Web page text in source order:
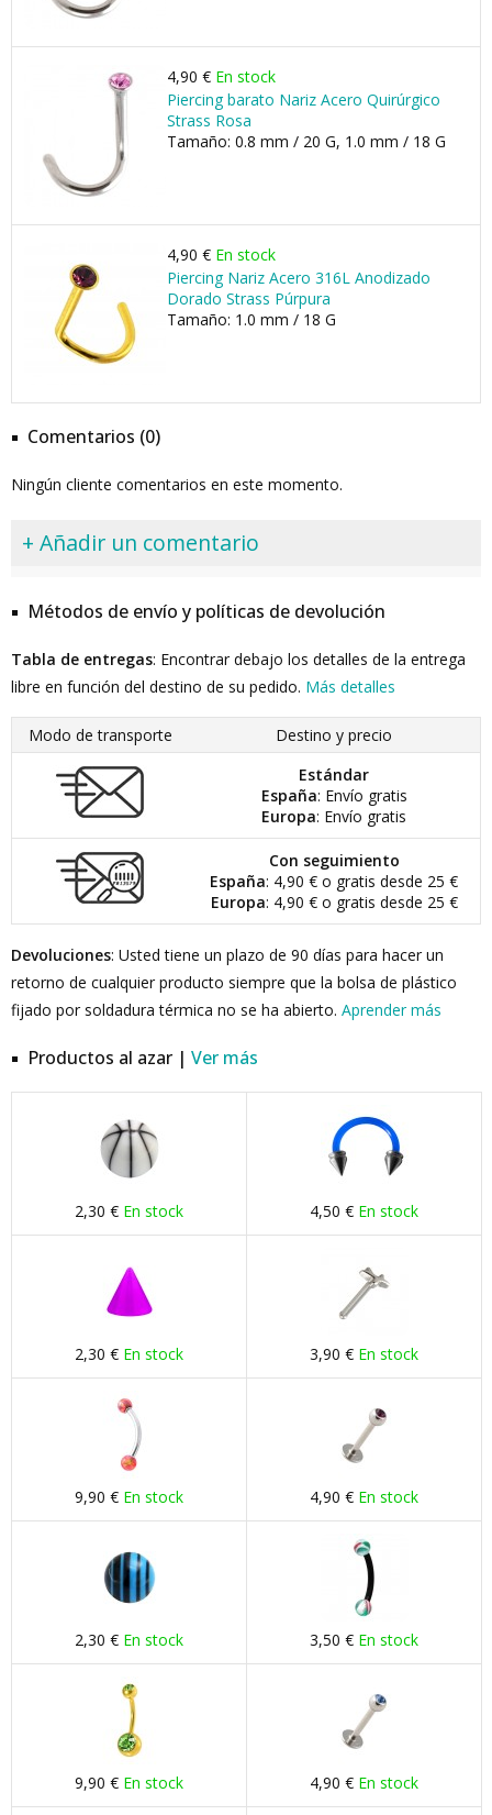
4,90 € En stock
Piercing barato Nariz Acero Quirúrgico
Strass Rosa
Tamaño: 0.8 mm / 20 G, 1.0 mm / 18 G
4,90 € En stock
Piercing Nariz Acero 316L Anodizado
Dorado Strass Púrpura
Tamaño: 1.0 mm / 18 G
Comentarios (0)
Ningún cliente comentarios en este momento.
+ Añadir un comentario
Métodos de envío y políticas de devolución
Tabla de entregas: Encontrar debajo los detalles de la entrega
libre en función del destino de su pedido. Más detalles
Modo de transporte
Destino y precio
Estándar
España: Envío gratis
Europa: Envío gratis
Con seguimiento
España: 4,90 € o gratis desde 25 €
Europa: 4,90 € o gratis desde 25 €
Devoluciones: Usted tiene un plazo de 90 días para hacer un
retorno de cualquier producto siempre que la bolsa de plástico
fijado por soldadura térmica no se ha abierto. Aprender más
Productos al azar | Ver más
2,30 € En stock 4,50 € En stock
2,30 € En stock 3,90 € En stock
9,90 € En stock 4,90 € En stock
2,30 € En stock 3,50 € En stock
9,90 € En stock 4,90 € En stock